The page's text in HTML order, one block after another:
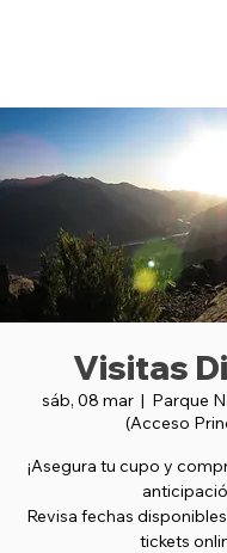
Visitas
sáb, 08 mar
  |
Parque
(Acceso
¡Asegura tu cupo y
Revisa fechas
tickets